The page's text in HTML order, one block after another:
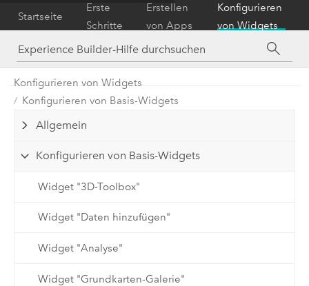
Startseite
Erste
Schritte
Erstellen
von Apps
Konfigurieren
von Widgets
Konfigurieren von Widgets
Konfigurieren von Basis-Widgets
Allgemein
Konfigurieren von Basis-Widgets
Widget "3D-Toolbox"
Widget "Daten hinzufügen"
Widget "Analyse"
Widget "Grundkarten-Galerie"